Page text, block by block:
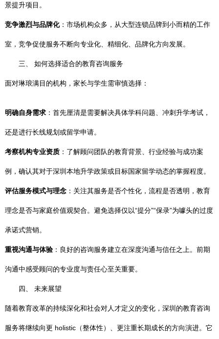
景提升项目。
竞争激烈与品牌化：市场机构众多，从大型连锁品牌到小而精的工作
室，竞争促使服务不断向专业化、精细化、品牌化方向发展。
三、 如何选择适合的教育咨询服务
面对琳琅满目的机构，家长与学生需审慎选择：
明确自身需求 ：首先厘清是需要解决具体学科问题、冲刺升学考试，
还是进行长线规划或留学申请。
考察机构专业资质 ：了解顾问团队的教育背景、行业经验与成功案
例，确认其对于深圳本地升学政策或目标国家留学动态的掌握程度。
评估服务模式与理念 ：关注其服务是否个性化，流程是否透明，教育
理念是否与家庭价值观契合。避免选择仅以“提分”“保录”为噱头的过度
承诺式营销。
重视沟通与体验 ：良好的咨询服务建立在深度沟通与信任之上。前期
沟通中感受顾问的专业度与责任心至关重要。
四、 未来展望
随着教育改革的持续深化和社会对人才定义的变化，深圳的教育咨询
服务将继续向更 holistic（整体性）、更注重长期成长的方向演进。它